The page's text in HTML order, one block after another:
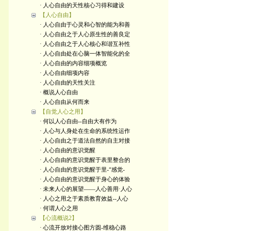
· 人心自由的天性核心习得和建设
【人心自由】
· 人心自由于心灵和心智的能为和善
· 人心自由之于人心原生性的善良定
· 人心自由之于人心核心和谐互补性
· 人心自由处在心脑一体智能化的全
· 人心自由的内容细项概览
· 人心自由细项内容
· 人心自由的天性关注
· 概说人心自由
· 人心自由从何而来
【自觉人心之用】
· 何以人心自由--自由大有作为
· 人心与人身处在生命的系统性运作
· 人心自由之于道法自然的自主对接
· 人心自由的意识觉醒
· 人心自由的意识觉醒于表里整合的
· 人心自由的意识觉醒于里-“感觉-
· 人心自由的意识觉醒于身心的体验
· 未来人心的展望——人心善用·人心
· 人心之用之于素质教育效益--人心
· 何谓人心之用
【心流概说2】
· 心流开放对接心图方圆-维稳心路